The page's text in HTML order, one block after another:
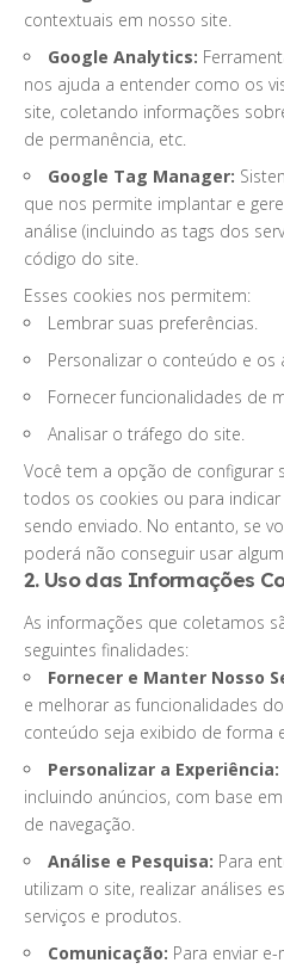
contextuais em nosso site.
Google Analytics:
nos ajuda a entender como os
site, coletando informações
de permanência, etc.
Google Tag Manager:
que nos permite implantar e
análise (incluindo as tags dos
código do site.
Esses cookies nos permitem:
Lembrar suas preferências.
Personalizar o conteúdo e os
Fornecer funcionalidades de
Analisar o tráfego do site.
Você tem a opção de configurar
todos os cookies ou para
sendo enviado. No entanto, se
poderá não conseguir usar
2. Uso das Informações
As informações que coletamos
seguintes finalidades:
Fornecer e Manter Nosso
e melhorar as funcionalidades
conteúdo seja exibido de forma
Personalizar a Experiência:
incluindo anúncios, com base
de navegação.
Análise e Pesquisa: Para
utilizam o site, realizar análises
serviços e produtos.
Comunicação: Para enviar